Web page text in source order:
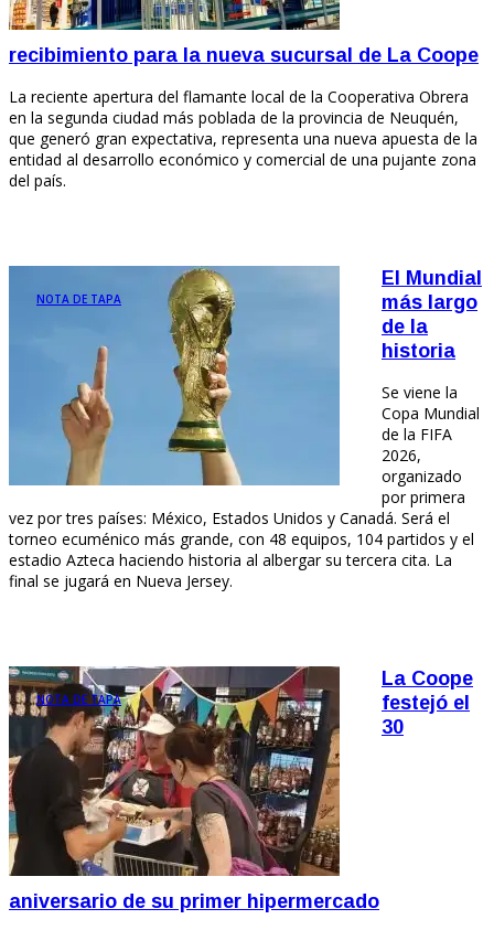
recibimiento para la nueva sucursal de La Coope
La reciente apertura del flamante local de la Cooperativa Obrera
en la segunda ciudad más poblada de la provincia de Neuquén,
que generó gran expectativa, representa una nueva apuesta de la
entidad al desarrollo económico y comercial de una pujante zona
del país.
NOTA DE TAPA
El Mundial
más largo
de la
historia
Se viene la
Copa Mundial
de la FIFA
2026,
organizado
por primera
vez por tres países: México, Estados Unidos y Canadá. Será el
torneo ecuménico más grande, con 48 equipos, 104 partidos y el
estadio Azteca haciendo historia al albergar su tercera cita. La
final se jugará en Nueva Jersey.
NOTA DE TAPA
La Coope
festejó el
30
aniversario de su primer hipermercado